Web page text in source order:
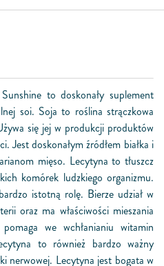
to doskonały suplement
soi. Soja to roślina strączkowa
się jej w produkcji produktów
Jest doskonałym źródłem białka i
mięso. Lecytyna to tłuszcz
komórek ludzkiego organizmu.
istotną rolę. Bierze udział w
oraz ma właściwości mieszania
we wchłanianiu witamin
to również bardzo ważny
nerwowej. Lecytyna jest bogata w